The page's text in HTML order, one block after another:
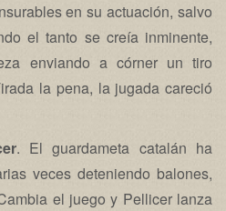
en su actuación, salvo
el tanto se creía inminente,
enviando a córner un tiro
la pena, la jugada careció
. El guardameta catalán ha
veces deteniendo balones,
el juego y Pellicer lanza